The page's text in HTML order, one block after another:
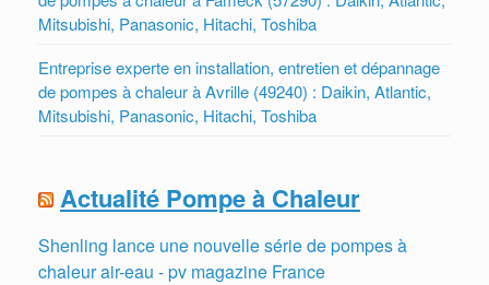
Mitsubishi, Panasonic, Hitachi, Toshiba
Entreprise experte en installation, entretien et dépannage
de pompes à chaleur à Avrille (49240) : Daikin, Atlantic,
Mitsubishi, Panasonic, Hitachi, Toshiba
Actualité Pompe à Chaleur
Shenling lance une nouvelle série de pompes à
chaleur air-eau - pv magazine France